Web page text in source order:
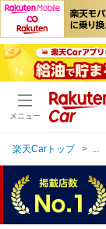
メニュー
楽天Carトップ